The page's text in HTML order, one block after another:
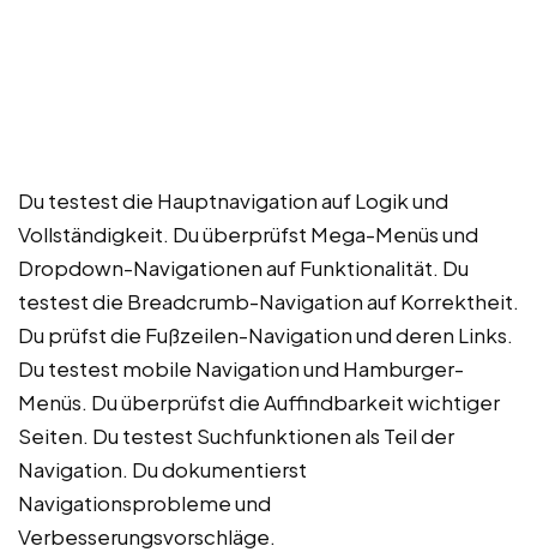
Du testest die Hauptnavigation auf Logik und
Vollständigkeit. Du überprüfst Mega-Menüs und
Dropdown-Navigationen auf Funktionalität. Du
testest die Breadcrumb-Navigation auf Korrektheit.
Du prüfst die Fußzeilen-Navigation und deren Links.
Du testest mobile Navigation und Hamburger-
Menüs. Du überprüfst die Auffindbarkeit wichtiger
Seiten. Du testest Suchfunktionen als Teil der
Navigation. Du dokumentierst
Navigationsprobleme und
Verbesserungsvorschläge.